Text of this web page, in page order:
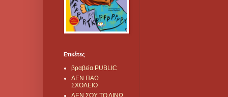
Ετικέτες
βραβεία PUBLIC
ΔΕΝ ΠΑΩ
ΣΧΟΛΕΙΟ